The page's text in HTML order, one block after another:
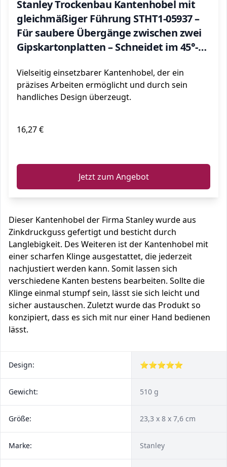
Stanley Trockenbau Kantenhobel mit
gleichmäßiger Führung STHT1-05937 –
Für saubere Übergänge zwischen zwei
Gipskartonplatten – Schneidet im 45°-
Vielseitig einsetzbarer Kantenhobel, der ein
präzises Arbeiten ermöglicht und durch sein
handliches Design überzeugt.
16,27 €
Jetzt zum Angebot
Dieser Kantenhobel der Firma Stanley wurde aus
Zinkdruckguss gefertigt und besticht durch
Langlebigkeit. Des Weiteren ist der Kantenhobel mit
einer scharfen Klinge ausgestattet, die jederzeit
nachjustiert werden kann. Somit lassen sich
verschiedene Kanten bestens bearbeiten. Sollte die
Klinge einmal stumpf sein, lässt sie sich leicht und
sicher austauschen. Zuletzt wurde das Produkt so
konzipiert, dass es sich mit nur einer Hand bedienen
lässt.
Design: ⭐⭐⭐⭐⭐
Gewicht: 510 g
Größe: 23,3 x 8 x 7,6 cm
Marke: Stanley